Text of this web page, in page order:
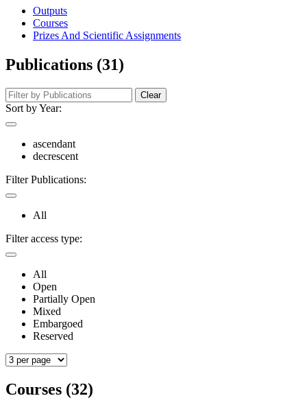
Outputs
Courses
Prizes And Scientific Assignments
Publications (31)
Clear
Sort by Year:
ascendant
decrescent
Filter Publications:
All
Filter access type:
All
Open
Partially Open
Mixed
Embargoed
Reserved
Courses (32)